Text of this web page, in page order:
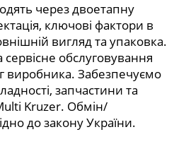
через двоетапну
ключові фактори в
вигляд та упаковка.
сервісне обслуговування
виробника. Забезпечуємо
запчастини та
Kruzer. Обмін/
до закону України.